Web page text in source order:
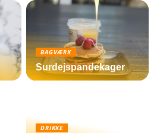
BAGVÆRK
Surdejspandekager
DRIKKE